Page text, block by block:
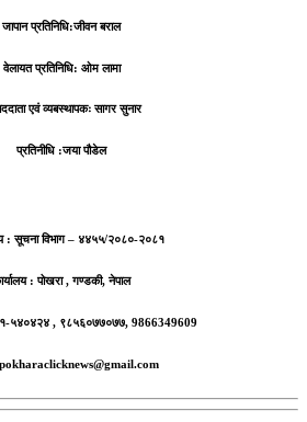
जापान प्रतिनिधि:जीवन बराल
वेलायत प्रतिनिधि: ओम लामा
एवं व्यबस्थापकः सागर सुनार
प्रतिनीधि :जया पौडेल
: सूचना विभाग – ४४५५/२०८०-२०८१
: पोखरा , गण्डकी, नेपाल
५४०४२४ , ९८५६०७७०७७, 9866349609